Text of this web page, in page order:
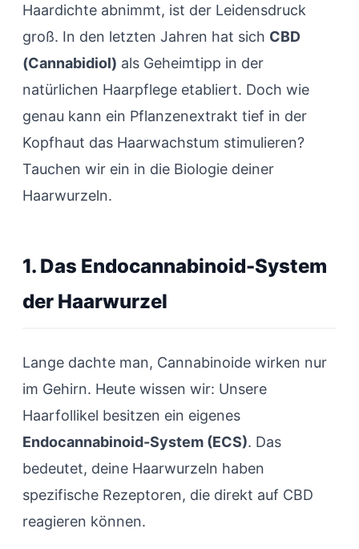
Haardichte abnimmt, ist der Leidensdruck
groß. In den letzten Jahren hat sich CBD
(Cannabidiol) als Geheimtipp in der
natürlichen Haarpflege etabliert. Doch wie
genau kann ein Pflanzenextrakt tief in der
Kopfhaut das Haarwachstum stimulieren?
Tauchen wir ein in die Biologie deiner
Haarwurzeln.
1. Das Endocannabinoid-System
der Haarwurzel
Lange dachte man, Cannabinoide wirken nur
im Gehirn. Heute wissen wir: Unsere
Haarfollikel besitzen ein eigenes
Endocannabinoid-System (ECS). Das
bedeutet, deine Haarwurzeln haben
spezifische Rezeptoren, die direkt auf CBD
reagieren können.